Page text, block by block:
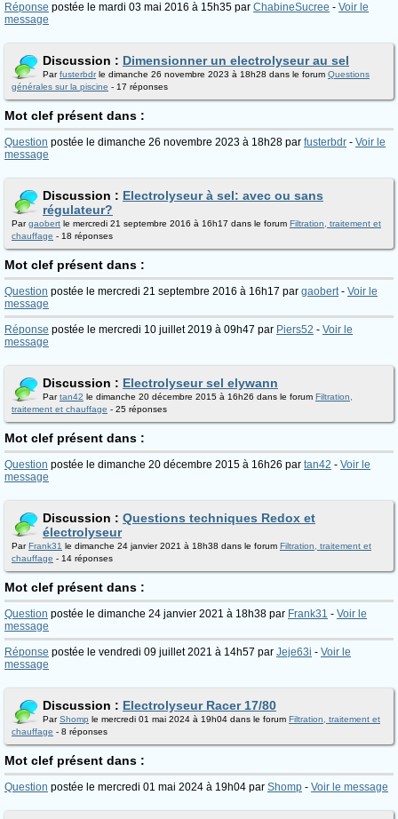
Réponse postée le mardi 03 mai 2016 à 15h35 par ChabineSucree - Voir le
message
Discussion : Dimensionner un electrolyseur au sel
Parfusterbdrle dimanche 26 novembre 2023 à 18h28 dans le forum Questions
générales sur la piscine - 17 réponses
Mot clef présent dans :
Question postée le dimanche 26 novembre 2023 à 18h28 par fusterbdr - Voir le
message
Discussion : Electrolyseur à sel: avec ou sans
régulateur?
Pargaobert le mercredi 21 septembre 2016 à 16h17 dans le forum Filtration, traitement et
chauffage - 18 réponses
Mot clef présent dans :
Question postée le mercredi 21 septembre 2016 à 16h17 par gaobert- Voir le
message
Réponse postée le mercredi 10 juillet 2019 à 09h47 par Piers52 - Voir le
message
Discussion : Electrolyseur sel elywann
Partan42 le dimanche 20 décembre 2015 à 16h26 dans le forum Filtration,
traitement et chauffage - 25 réponses
Mot clef présent dans :
Question postée le dimanche 20 décembre 2015 à 16h26 par tan42 - Voir le
message
Discussion : Questions techniques Redox et
électrolyseur
ParFrank31 le dimanche 24 janvier 2021 à 18h38 dans le forum Filtration, traitement et
chauffage - 14 réponses
Mot clef présent dans :
Question postée le dimanche 24 janvier 2021 à 18h38 par Frank31 - Voir le
message
Réponse postée le vendredi 09 juillet 2021 à 14h57 par Jeje63i - Voir le
message
Discussion : Electrolyseur Racer 17/80
ParShomp le mercredi 01 mai 2024 à 19h04 dans le forum Filtration, traitement et
chauffage - 8 réponses
Mot clef présent dans :
Question postée le mercredi 01 mai 2024 à 19h04 par Shomp - Voir le message